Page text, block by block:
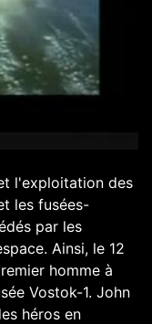
l'exploitation des
les fusées-
par les
Ainsi, le 12
homme à
Vostok-1. John
héros en